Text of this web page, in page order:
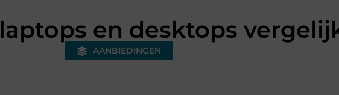
en desktops
AANBIEDINGEN